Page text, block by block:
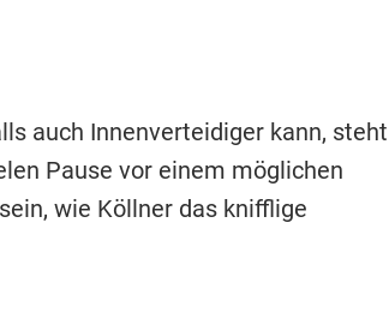
auch Innenverteidiger kann, steht
Pause vor einem möglichen
wie Köllner das knifflige